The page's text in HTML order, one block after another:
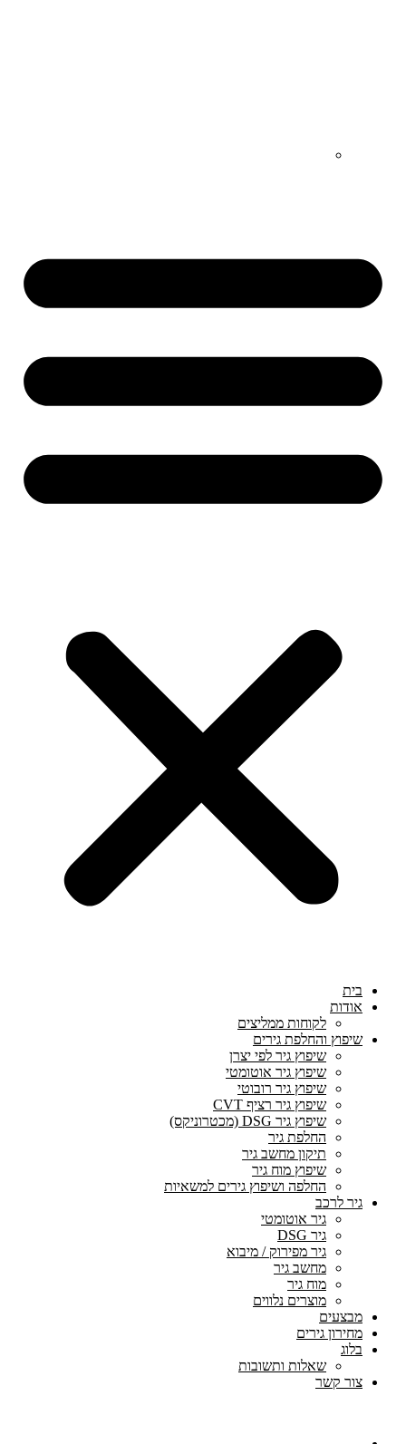
בית
אודות
לקוחות ממליצים
שיפוץ והחלפת גירים
שיפוץ גיר לפי יצרן
שיפוץ גיר אוטומטי
שיפוץ גיר רובוטי
שיפוץ גיר רציף CVT
שיפוץ גיר DSG (מכטרוניקס)
החלפת גיר
תיקון מחשב גיר
שיפוץ מוח גיר
החלפה ושיפוץ גירים למשאיות
גיר לרכב
גיר אוטומטי
גיר DSG
גיר מפירוק / מיבוא
מחשב גיר
מוח גיר
מוצרים נלווים
מבצעים
מחירון גירים
בלוג
שאלות ותשובות
צור קשר